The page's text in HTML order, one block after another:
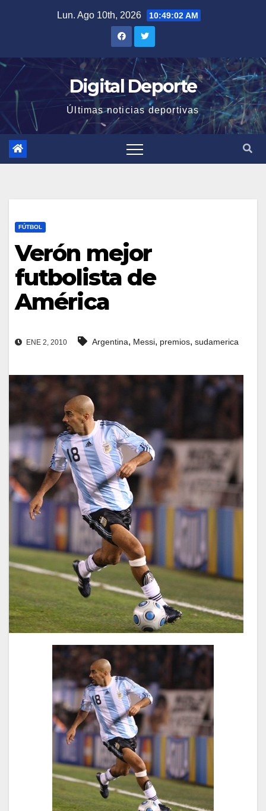
Lun. Ago 10th, 2026 10:49:03 AM
Digital Deporte
Últimas noticias deportivas
FÚTBOL
Verón mejor
futbolista de
América
ENE 2, 2010 Argentina, Messi, premios, sudamerica